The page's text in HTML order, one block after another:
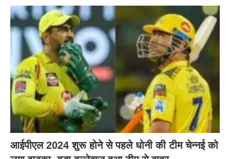
आईपीएल 2024 शुरू होने से पहले धोनी की टीम चेन्नई को